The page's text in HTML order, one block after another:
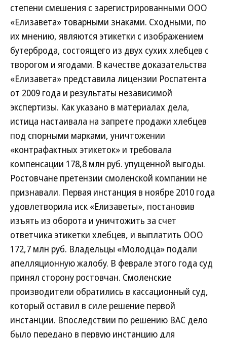
степени смешения с зарегистрированными ООО
«Елизавета» товарными знаками. Сходными, по
их мнению, являются этикетки с изображением
бутерброда, состоящего из двух сухих хлебцев с
творогом и ягодами. В качестве доказательства
«Елизавета» представила лицензии Роспатента
от 2009 года и результаты независимой
экспертизы. Как указано в материалах дела,
истица настаивала на запрете продажи хлебцев
под спорными марками, уничтожении
«контрафактных этикеток» и требовала
компенсации 178,8 млн руб. упущенной выгоды.
Ростовчане претензии смоленской компании не
признавали. Первая инстанция в ноябре 2010 года
удовлетворила иск «Елизаветы», постановив
изъять из оборота и уничтожить за счет
ответчика этикетки хлебцев, и выплатить ООО
172,7 млн руб. Владельцы «Молодца» подали
апелляционную жалобу. В феврале этого года суд
принял сторону ростовчан. Смоленские
производители обратились в кассационный суд,
который оставил в силе решение первой
инстанции. Впоследствии по решению ВАС дело
было передано в первую инстанцию для